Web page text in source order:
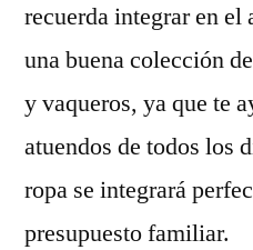
recuerda integrar en el
una buena colección
y vaqueros, ya que te
atuendos de todos los
ropa se integrará
presupuesto familiar.